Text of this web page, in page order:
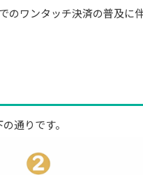
のワンタッチ決済の普及に
通りです。